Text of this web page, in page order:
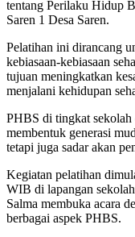
tentang Perilaku Hidup
Saren 1 Desa Saren.
Pelatihan ini dirancang
kebiasaan-kebiasaan
tujuan meningkatkan
menjalani kehidupan
PHBS di tingkat sekolah
membentuk generasi
tetapi juga sadar akan
Kegiatan pelatihan
WIB di lapangan
Salma membuka acara
berbagai aspek PHBS.